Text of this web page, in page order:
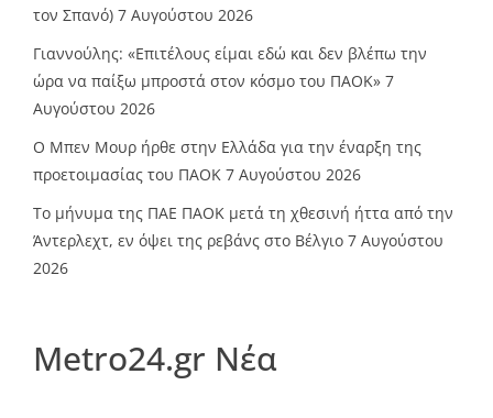
τον Σπανό) 7 Αυγούστου 2026
Γιαννούλης: «Επιτέλους είμαι εδώ και δεν βλέπω την
ώρα να παίξω μπροστά στον κόσμο του ΠΑΟΚ» 7
Αυγούστου 2026
O Mπεν Μουρ ήρθε στην Ελλάδα για την έναρξη της
προετοιμασίας του ΠΑΟΚ 7 Αυγούστου 2026
Το μήνυμα της ΠΑΕ ΠΑΟΚ μετά τη χθεσινή ήττα από την
Άντερλεχτ, εν όψει της ρεβάνς στο Βέλγιο 7 Αυγούστου
2026
Metro24.gr Νέα